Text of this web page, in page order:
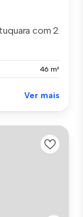
com 2
46 m²
Ver mais